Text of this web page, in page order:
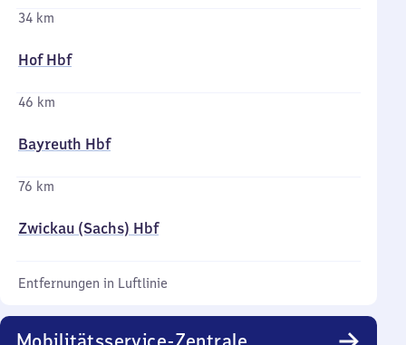
34 km
Hof Hbf
46 km
Bayreuth Hbf
76 km
Zwickau (Sachs) Hbf
Entfernungen in Luftlinie